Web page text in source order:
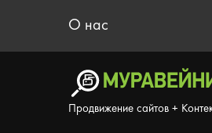
О нас
Продвижение сайтов +